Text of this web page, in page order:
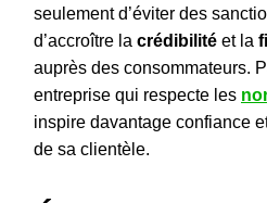
seulement d’éviter des
d’accroître la crédibilité et la
auprès des consommateurs.
entreprise qui respecte les
inspire davantage confiance
de sa clientèle.